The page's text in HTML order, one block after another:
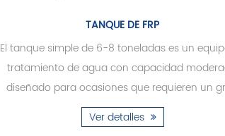
TANQUE DE FRP
El tanque simple de 6-8 toneladas es un
tratamiento de agua con capacidad
diseñado para ocasiones que requieren un
tratami...
Ver detalles